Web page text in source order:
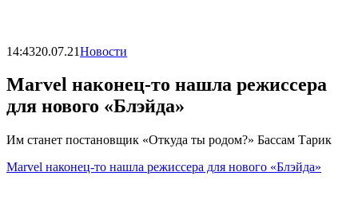
14:4320.07.21Новости
Marvel наконец-то нашла режиссера
для нового «Блэйда»
Им станет постановщик «Откуда ты родом?» Бассам Тарик
Marvel наконец-то нашла режиссера для нового «Блэйда»